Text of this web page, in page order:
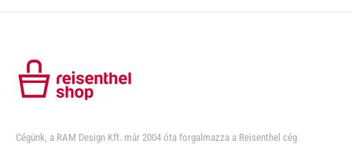
Cégünk, a RAM Design Kft. már 2004 óta forgalmazza a Reisenthel cég